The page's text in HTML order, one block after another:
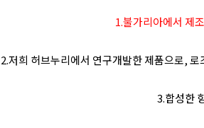
1.불가리아에서 제
2.저희 허브누리에서 연구개발한 제품으로,
3.합성한